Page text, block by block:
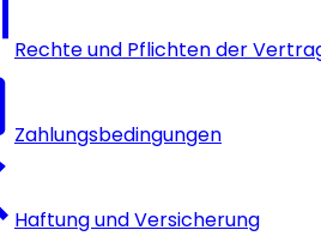
Rechte und Pflichten der
Zahlungsbedingungen
Haftung und Versicherung